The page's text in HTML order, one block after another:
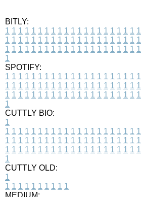
BITLY:
1 1 1 1 1 1 1 1 1 1 1 1 1 1 1 1 1 1 1 1 1
1 1 1 1 1 1 1 1 1 1 1 1 1 1 1 1 1 1 1 1 1
1 1 1 1 1 1 1 1 1 1 1 1 1 1 1 1 1 1 1 1 1
1
SPOTIFY:
1 1 1 1 1 1 1 1 1 1 1 1 1 1 1 1 1 1 1 1 1
1 1 1 1 1 1 1 1 1 1 1 1 1 1 1 1 1 1 1 1 1
1 1 1 1 1 1 1 1 1 1 1 1 1 1 1 1 1 1 1 1 1
1
CUTTLY BIO:
1
1 1 1 1 1 1 1 1 1 1 1 1 1 1 1 1 1 1 1 1 1
1 1 1 1 1 1 1 1 1 1 1 1 1 1 1 1 1 1 1 1 1
1 1 1 1 1 1 1 1 1 1 1 1 1 1 1 1 1 1 1 1 1
1
CUTTLY OLD:
1
1 1 1 1 1 1 1 1 1 1
MEDIUM: